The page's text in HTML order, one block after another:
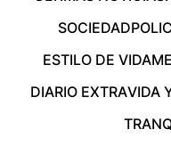
SOCIEDAD
ESTILO DE VIDA
DIARIO EXTRAVIDA